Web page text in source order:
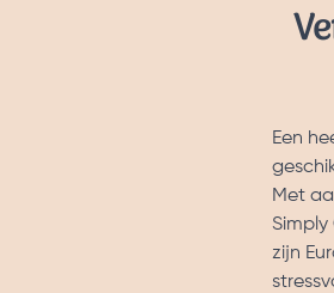
Een
Met
Simply
zijn